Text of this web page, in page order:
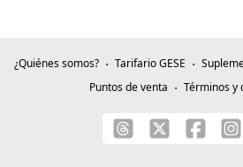
¿Quiénes somos? Tarifario GESE
Puntos de venta
Términos y